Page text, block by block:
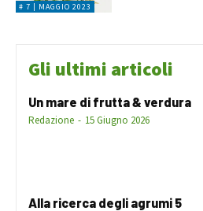
# 7 | MAGGIO 2023
Gli ultimi articoli
Un mare di frutta & verdura
Redazione - 15 Giugno 2026
Alla ricerca degli agrumi 5